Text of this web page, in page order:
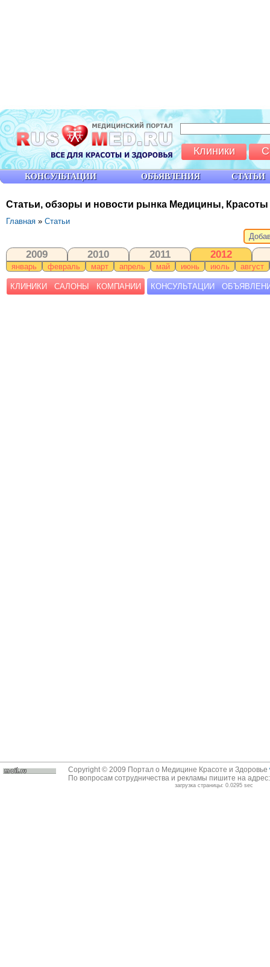
Статьи, обзоры и новости рынка Медицины,
Главная » Статьи
2009 2010 2011 2012
январь февраль март апрель май июнь июль август
КЛИНИКИ САЛОНЫ КОМПАНИИ КОНСУЛЬТАЦИИ
КОНСУЛЬТАЦИИ ОБЪЯВЛЕНИЯ СТАТЬИ
Клиники
Copyright © 2009 Портал о Медицине Красоте и Здоровье
По вопросам сотрудничества и рекламы пишите на
загрузка страницы: 0.0295 sec